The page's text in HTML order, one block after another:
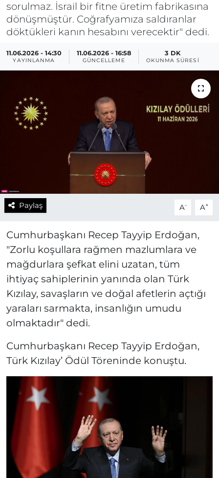
sorulmaz. İsrail bir fitne üretim fabrikasına
dönüşmüştür. Coğrafyamıza saldıranlar
döktükleri kanın hesabını verecektir" dedi.
11.06.2026 - 14:30
YAYINLANMA
11.06.2026 - 16:58
GÜNCELLEME
3 DK
OKUNMA SÜRESI
Paylaş A- A+
Cumhurbaşkanı Recep Tayyip Erdoğan,
"Zorlu koşullara rağmen mazlumlara ve
mağdurlara şefkat elini uzatan, tüm
ihtiyaç sahiplerinin yanında olan Türk
Kızılay, savaşların ve doğal afetlerin açtığı
yaraları sarmakta, insanlığın umudu
olmaktadır" dedi.
Cumhurbaşkanı Recep Tayyip Erdoğan,
Türk Kızılay’ Ödül Töreninde konuştu.